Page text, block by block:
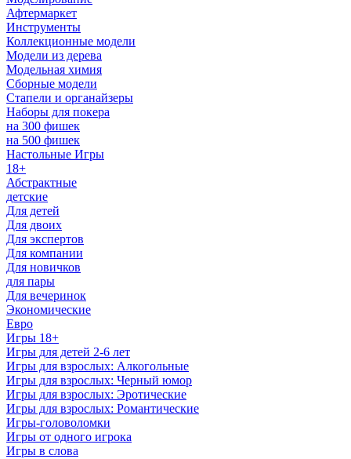
Афтермаркет
Инструменты
Коллекционные модели
Модели из дерева
Модельная химия
Сборные модели
Стапели и органайзеры
Наборы для покера
на 300 фишек
на 500 фишек
Настольные Игры
18+
Абстрактные
детские
Для детей
Для двоих
Для экспертов
Для компании
Для новичков
для пары
Для вечеринок
Экономические
Евро
Игры 18+
Игры для детей 2-6 лет
Игры для взрослых: Алкогольные
Игры для взрослых: Черный юмор
Игры для взрослых: Эротические
Игры для взрослых: Романтические
Игры-головоломки
Игры от одного игрока
Игры в слова